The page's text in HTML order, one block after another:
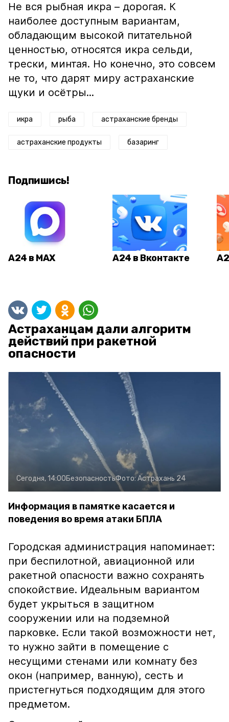
Не вся рыбная икра – дорогая. К
наиболее доступным вариантам,
обладающим высокой питательной
ценностью, относятся икра сельди,
трески, минтая. Но конечно, это совсем
не то, что дарят миру астраханские
щуки и осётры...
икра рыба астраханские бренды
астраханские продукты базаринг
Подпишись!
А24 в MAX А24 в Вконтакте
Астраханцам дали алгоритм
действий при ракетной
опасности
Сегодня, 14:00БезопасностьФото:Астрахань 24
Информация в памятке касается и
поведения во время атаки БПЛА
Городская администрация напоминает:
при беспилотной, авиационной или
ракетной опасности важно сохранять
спокойствие. Идеальным вариантом
будет укрыться в защитном
сооружении или на подземной
парковке. Если такой возможности нет,
то нужно зайти в помещение с
несущими стенами или комнату без
окон (например, ванную), сесть и
пристегнуться подходящим для этого
предметом.